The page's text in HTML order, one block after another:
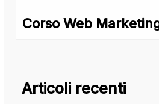
Corso Web
Articoli recenti